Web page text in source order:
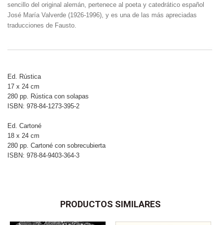
sencillo del original alemán, pertenece al poeta y catedrático español
José María Valverde (1926-1996), y es una de las más apreciadas
traducciones de Fausto.
Ed. Rústica
17 x 24 cm
280 pp. Rústica con solapas
ISBN: 978-84-1273-395-2
Ed. Cartoné
18 x 24 cm
280 pp. Cartoné con sobrecubierta
ISBN: 978-84-9403-364-3
PRODUCTOS SIMILARES